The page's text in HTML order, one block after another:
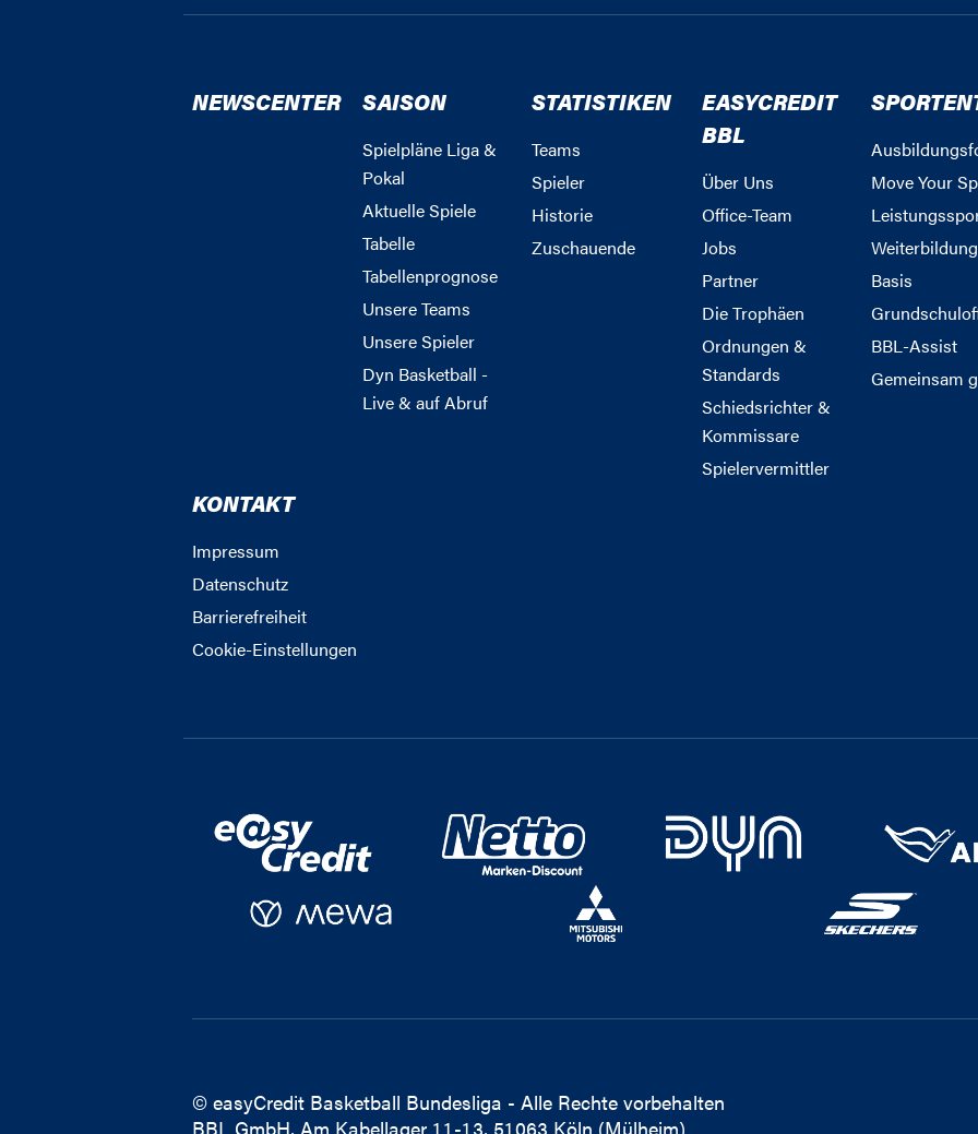
NEWSCENTER SAISON
Spielpläne Liga &
Pokal
Aktuelle Spiele
Tabelle
Tabellenprognose
Unsere Teams
Unsere Spieler
Dyn Basketball -
Live & auf Abruf
STATISTIKEN
Teams
Spieler
Historie
Zuschauende
EASYCREDIT
BBL
Über Uns
Office-Team
Jobs
Partner
Die Trophäen
Ordnungen &
Standards
Schiedsrichter &
Kommissare
Spielervermittler
Move Your
Weiterbildung
Basis
BBL-Assist
Gemeinsam
KONTAKT
Impressum
Datenschutz
Barrierefreiheit
Cookie-Einstellungen
© easyCredit Basketball Bundesliga - Alle Rechte vorbehalten
BBL GmbH, Am Kabellager 11-13, 51063 Köln (Mülheim)